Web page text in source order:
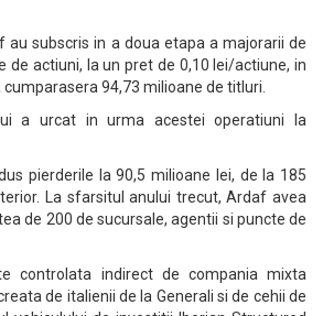
au subscris in a doua etapa a majorarii de
de actiuni, la un pret de 0,10 lei/actiune, in
94,73 milioane de titluri.
a urcat in urma acestei operatiuni la
pierderile la 90,5 milioane lei, de la 185
La sfarsitul anului trecut, Ardaf avea
de 200 de sucursale, agentii si puncte de
controlata indirect de compania mixta
de italienii de la Generali si de cehii de